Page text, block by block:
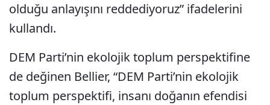
olduğu anlayışını reddediyoruz” ifadelerini
kullandı.
DEM Parti’nin ekolojik toplum perspektifine
de değinen Bellier, “DEM Parti’nin ekolojik
toplum perspektifi, insanı doğanın efendisi